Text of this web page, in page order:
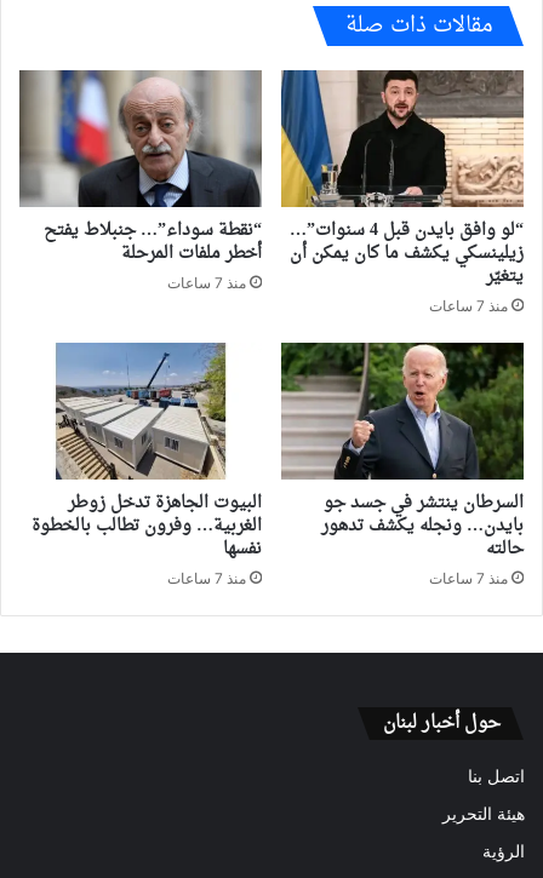
مقالات ذات صلة
“لو وافق بايدن قبل 4 سنوات”…
زيلينسكي يكشف ما كان يمكن أن
يتغيّر
منذ 7 ساعات
“نقطة سوداء”… جنبلاط يفتح
أخطر ملفات المرحلة
منذ 7 ساعات
السرطان ينتشر في جسد جو
بايدن… ونجله يكشف تدهور
حالته
منذ 7 ساعات
البيوت الجاهزة تدخل زوطر
الغربية… وفرون تطالب بالخطوة
نفسها
منذ 7 ساعات
حول أخبار لبنان
اتصل بنا
هيئة التحرير
الرؤية